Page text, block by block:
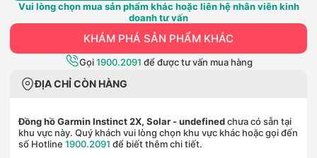
Vui lòng chọn mua sản phẩm khác hoặc liên hệ nhân viên kinh
doanh tư vấn
KHÁM PHÁ SẢN PHẨM KHÁC
Gọi1900.2091 để được tư vấn mua hàng
ĐỊA CHỈ CÒN HÀNG
Đồng hồ Garmin Instinct 2X, Solar - undefinedchưa có sẵn tại
khu vực này. Quý khách vui lòng chọn khu vực khác hoặc gọi đến
số Hotline 1900.2091 để biết thêm chi tiết.